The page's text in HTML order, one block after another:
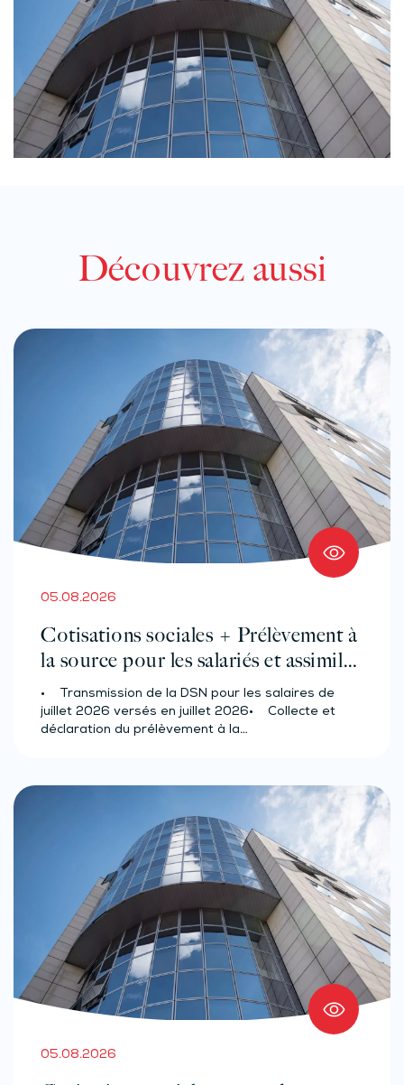
Découvrez aussi
05.08.2026
Cotisations sociales + Prélèvement à
la source pour les salariés et assimilés
(effectif d’au moins 50 salariés)
• Transmission de la DSN pour les salaires de
juillet 2026 versés en juillet 2026• Collecte et
déclaration du prélèvement à la…
05.08.2026